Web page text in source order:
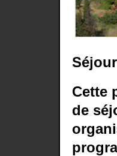
Cette
de